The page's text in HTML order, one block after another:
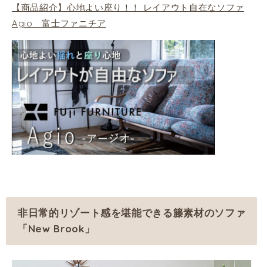
【商品紹介】心地よい座り！！ レイアウト自在なソファ
Agio 富士ファニチア
非日常的リゾート感を堪能できる籐素材のソファ
「New Brook」